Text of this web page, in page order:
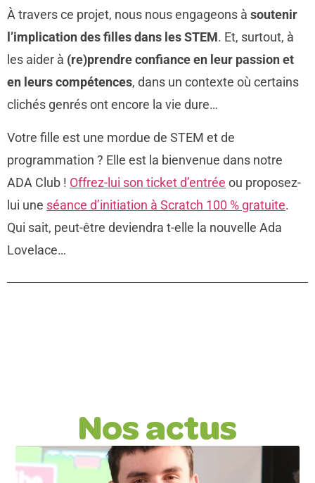
À travers ce projet, nous nous engageons à soutenir
l’implication des filles dans les STEM. Et, surtout, à
les aider à (re)prendre confiance en leur passion et
en leurs compétences, dans un contexte où certains
clichés genrés ont encore la vie dure…
Votre fille est une mordue de STEM et de
programmation ? Elle est la bienvenue dans notre
ADA Club ! Offrez-lui son ticket d’entrée ou proposez-
lui une séance d’initiation à Scratch 100 % gratuite.
Qui sait, peut-être deviendra t-elle la nouvelle Ada
Lovelace…
Nos actus